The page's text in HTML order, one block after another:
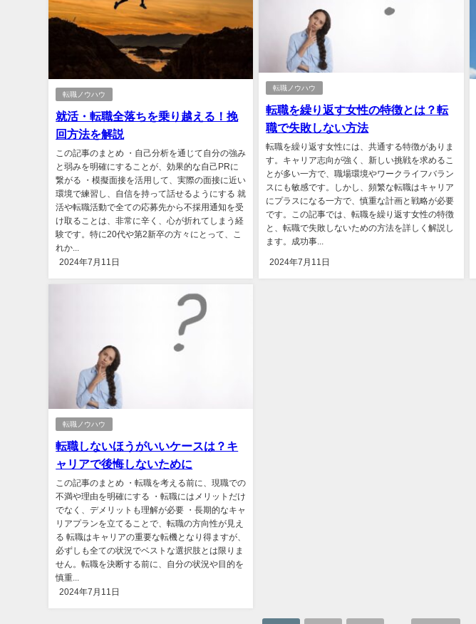
転職ノウハウ
就活・転職全落ちを乗り越える！挽
回方法を解説
この記事のまとめ ・自己分析を通じて自分の強み
と弱みを明確にすることが、効果的な自己PRに
繋がる ・模擬面接を活用して、実際の面接に近い
環境で練習し、自信を持って話せるようにする 就
活や転職活動で全ての応募先から不採用通知を受
け取ることは、非常に辛く、心が折れてしまう経
験です。特に20代や第2新卒の方々にとって、こ
れか...
2024年7月11日
転職ノウハウ
転職を繰り返す女性の特徴とは？転
職で失敗しない方法
転職を繰り返す女性には、共通する特徴がありま
す。キャリア志向が強く、新しい挑戦を求めるこ
とが多い一方で、職場環境やワークライフバラン
スにも敏感です。しかし、頻繁な転職はキャリア
にプラスになる一方で、慎重な計画と戦略が必要
です。この記事では、転職を繰り返す女性の特徴
と、転職で失敗しないための方法を詳しく解説し
ます。成功事...
2024年7月11日
転職ノウハウ
転職しないほうがいいケースは？キ
ャリアで後悔しないために
この記事のまとめ ・転職を考える前に、現職での
不満や理由を明確にする ・転職にはメリットだけ
でなく、デメリットも理解が必要 ・長期的なキャ
リアプランを立てることで、転職の方向性が見え
る 転職はキャリアの重要な転機となり得ますが、
必ずしも全ての状況でベストな選択肢とは限りま
せん。転職を決断する前に、自分の状況や目的を
慎重...
2024年7月11日